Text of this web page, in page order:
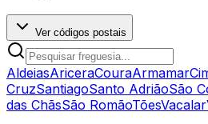
Ver códigos postais
AldeiasAriceraCouraArmamar
CruzSantiagoSanto AdriãoSão
das ChãsSão RomãoTõesVacalar